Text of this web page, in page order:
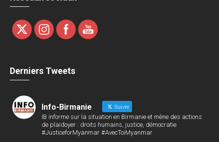
Derniers Tweets
Info-Birmanie Suivre
IB informe sur la situation en Birmanie et mène des actions
de plaidoyer : droits humains, justice, démocratie
#JusticeforMyanmar #AvecToiMyanmar